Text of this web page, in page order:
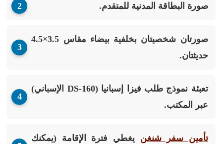
صورة البطاقة المدنية للمتقدم.
صورتان شخصيتان
بخلفية بيضاء مقاس 3.5×4.5
حديثتان.
تعبئة نموذج طلب فيزا إسبانيا (DS-160 الإسباني)
عبر المكتب.
تأمين سفر شنغن يغطي فترة الإقامة (يمكنك